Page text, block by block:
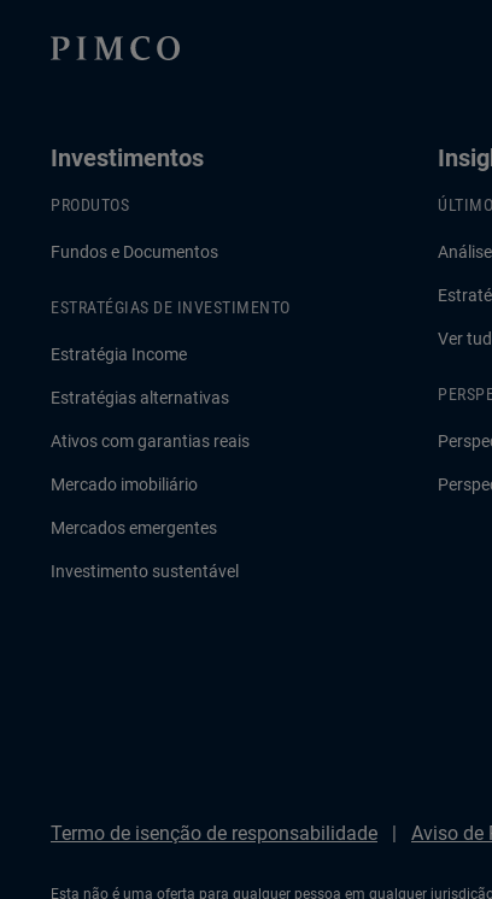
Investimentos
PRODUTOS
Fundos e Documentos
ESTRATÉGIAS DE INVESTIMENTO
Estratégia Income
Estratégias alternativas
Ativos com garantias reais
Mercado imobiliário
Mercados emergentes
Investimento sustentável
Ver
Termo de isenção de responsabilidade Aviso de
Esta não é uma oferta para qualquer pessoa em qualquer